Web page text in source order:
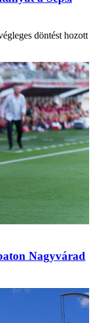
döntést hozott
Nagyvárad